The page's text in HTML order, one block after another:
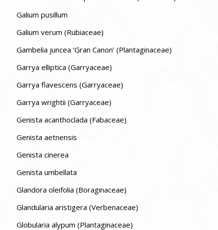
Galium pusillum
Galium verum (Rubiaceae)
Gambelia juncea ‘Gran Canon’ (Plantaginaceae)
Garrya elliptica (Garryaceae)
Garrya flavescens (Garryaceae)
Garrya wrightii (Garryaceae)
Genista acanthoclada (Fabaceae)
Genista aetnensis
Genista cinerea
Genista umbellata
Glandora oleifolia (Boraginaceae)
Glandularia aristigera (Verbenaceae)
Globularia alypum (Plantaginaceae)